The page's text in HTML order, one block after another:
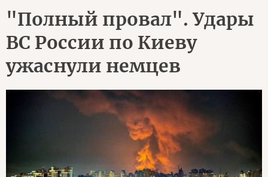
"Полный провал". Удары
ВС России по Киеву
ужаснули немцев